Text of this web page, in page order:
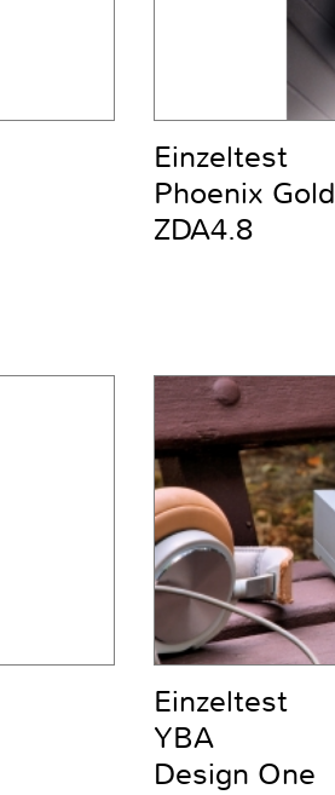
Einzeltest
Phoenix Gold
ZDA4.8
Einzeltest
YBA
Design One